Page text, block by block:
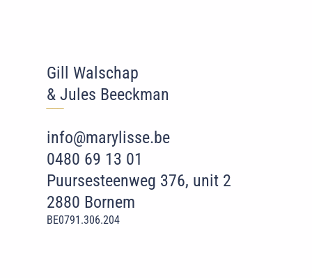
Gill Walschap
& Jules Beeckman
info@marylisse.be
0480 69 13 01
Puursesteenweg 376, unit 2
2880 Bornem
BE0791.306.204